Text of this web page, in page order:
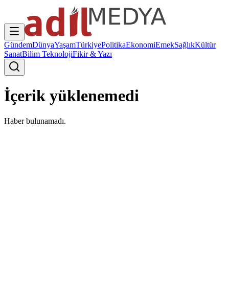
GündemDünyaYaşamTürkiyePolitikaEkonomiEmekSağlıkKültür
SanatBilim TeknolojiFikir & Yazı
İçerik yüklenemedi
Haber bulunamadı.